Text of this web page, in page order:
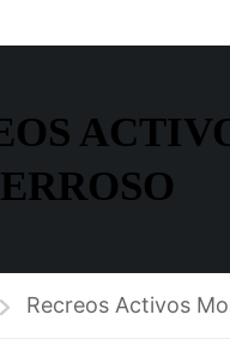
Recreos Activos